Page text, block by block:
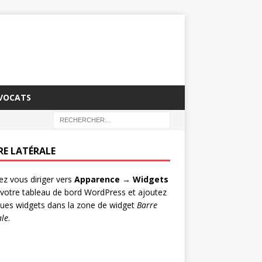
LATÉRALE
vous diriger vers Apparence → Widgets
tableau de bord WordPress et ajoutez
widgets dans la zone de widget Barre
.